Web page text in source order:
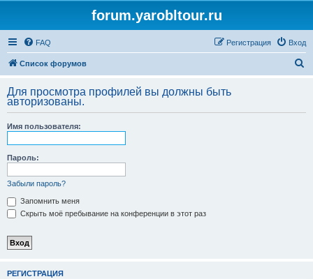
forum.yarobltour.ru
FAQ Вход
Регистрация
Список форумов
с
Для просмотра профилей вы должны быть
авторизованы.
Имя пользователя:
Пароль:
Забыли пароль?
Запомнить меня
Скрыть моё пребывание на конференции в этот раз
РЕГИСТРАЦИЯ